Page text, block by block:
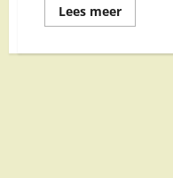
Lees meerLees
meer
Markt